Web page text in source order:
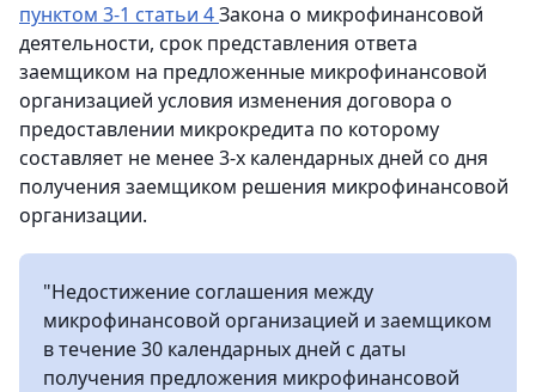
пунктом 3-1 статьи 4Закона о микрофинансовой
деятельности, срок представления ответа
заемщиком на предложенные микрофинансовой
организацией условия изменения договора о
предоставлении микрокредита по которому
составляет не менее 3-х календарных дней со дня
получения заемщиком решения микрофинансовой
организации.
"Недостижение соглашения между
микрофинансовой организацией и заемщиком
в течение 30 календарных дней с даты
получения предложения микрофинансовой